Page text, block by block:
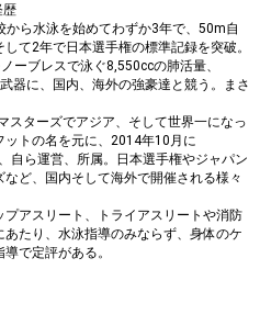
歴
から水泳を始めてわずか3年で、50m自
て2年で日本選手権の標準記録を突破。
ーブレスで泳ぐ8,550ccの肺活量、
器に、国内、海外の強豪達と競う。まさ
スターズでアジア、そして世界一になっ
トの名を元に、2014年10月に
自ら運営、所属。日本選手権やジャパン
ど、国内そして海外で開催される様々
アスリート、トライアスリートや消防
たり、水泳指導のみならず、身体のケ
で定評がある。